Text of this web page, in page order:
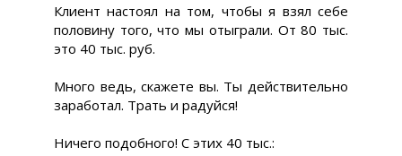
Клиент настоял на том, чтобы я взял себе
половину того, что мы отыграли. От 80 тыс.
это 40 тыс. руб.
Много ведь, скажете вы. Ты действительно
заработал. Трать и радуйся!
Ничего подобного! С этих 40 тыс.: